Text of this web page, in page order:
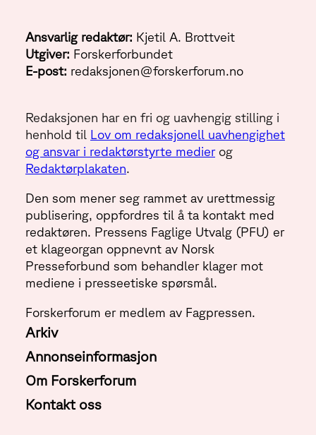
Ansvarlig redaktør: Kjetil A. Brottveit
Utgiver: Forskerforbundet
E-post: redaksjonen@forskerforum.no
Redaksjonen har en fri og uavhengig stilling i
henhold til Lov om redaksjonell uavhengighet
og ansvar i redaktørstyrte medierog
Redaktørplakaten.
Den som mener seg rammet av urettmessig
publisering, oppfordres til å ta kontakt med
redaktøren. Pressens Faglige Utvalg (PFU) er
et klageorgan oppnevnt av Norsk
Presseforbund som behandler klager mot
mediene i presseetiske spørsmål.
Forskerforum er medlem av Fagpressen.
Arkiv
Annonseinformasjon
Om Forskerforum
Kontakt oss